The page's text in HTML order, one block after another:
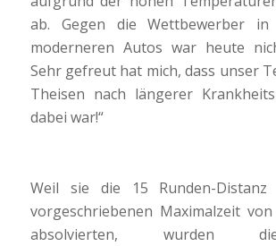
ab. Gegen die Wettbewerber
moderneren Autos war heute
Sehr gefreut hat mich, dass unser
Theisen nach längerer
dabei war!“
Weil sie die 15 Runden-
vorgeschriebenen Maximalzeit
absolvierten, wurden